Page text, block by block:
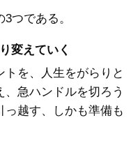
つである。
変えていく
を、人生をがらりと
急ハンドルを切ろう
っ越す、しかも準備も